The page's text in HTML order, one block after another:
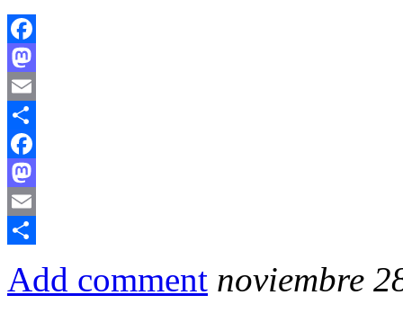
Facebook
Mastodon
Email
Compartir
Facebook
Mastodon
Email
Add comment noviembre